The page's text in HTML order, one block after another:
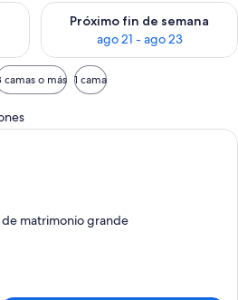
este fin de semana, ago 14 -
Próximo fin de semana
ago 21 - ago 23
Consulta la disponibilidad
camas o más 1 cama
Un dormitorio con una cama con
de matrimonio grande